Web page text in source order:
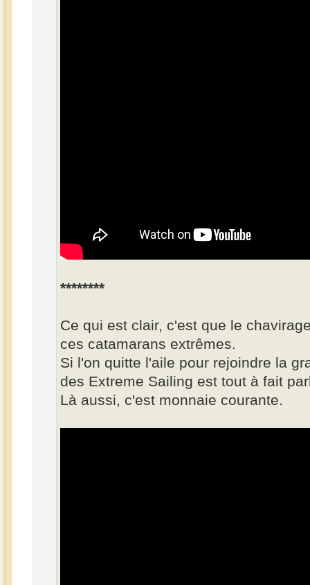
********
Ce qui est clair, c'est que le
ces catamarans extrêmes.
Si l'on quitte l'aile pour rejoindre la
des Extreme Sailing est tout à fait
Là aussi, c'est monnaie courante.